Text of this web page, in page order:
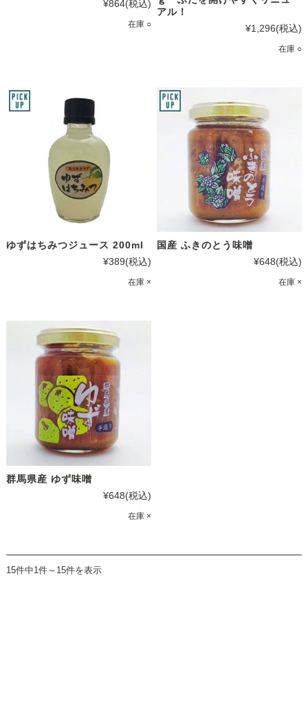
¥864(税込)
在庫 ○
アル！
¥1,296(税込)
在庫 ○
ゆずはちみつジュース 200ml
¥389(税込)
在庫 ×
国産 ふきのとう味噌
¥648(税込)
在庫 ×
群馬県産 ゆず味噌
¥648(税込)
在庫 ×
15件中1件～15件を表示